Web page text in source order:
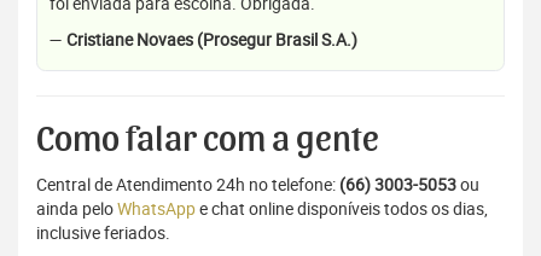
— Cristiane Novaes (Prosegur Brasil S.A.)
Como falar com a gente
Central de Atendimento 24h no telefone: (66) 3003-5053ou
ainda peloWhatsAppe chat online disponíveis todos os dias,
inclusive feriados.